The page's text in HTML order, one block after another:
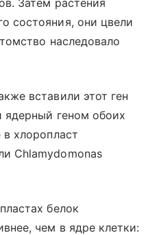
состояния, они цвели
наследовало
вставили этот ген
ядерный геном обоих
хлоропласт
Chlamydomonas
белок
чем в ядре клетки: